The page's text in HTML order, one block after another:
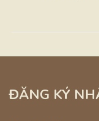
ĐĂNG KÝ